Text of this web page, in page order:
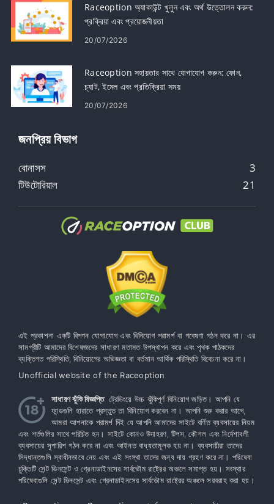
Raceoption অ্যাকাউন্ট খুলুন এবং অর্থ উত্তোলন করুন:
প্রক্রিয়া এবং প্রয়োজনীয়তা
20/07/2026
Raceoption সহায়তার সাথে যোগাযোগ করুন: ফোন,
চ্যাট, ইমেল এবং প্রতিক্রিয়া সময়
20/07/2026
জনপ্রিয় বিভাগ
বোনাসস
3
টিউটোরিয়াল
21
এই প্রকাশনা একটি বিপণন যোগাযোগ এবং বিনিয়োগ পরামর্শ বা গবেষণা গঠন করে না। এর
সামগ্রীটি আমাদের বিশেষজ্ঞদের সাধারণ মতামত উপস্থাপন করে এবং পৃথক পাঠকদের
ব্যক্তিগত পরিস্থিতি, বিনিয়োগের অভিজ্ঞতা বা বর্তমান আর্থিক পরিস্থিতি বিবেচনা করে না।
Unofficial website of the Raceoption
সাধারণ ঝুঁকি বিজ্ঞপ্তি: ট্রেডিংয়ে উচ্চ ঝুঁকিপূর্ণ বিনিয়োগ জড়িত। আপনি যে
ফান্ডগুলি হারাতে প্রস্তুত তা বিনিয়োগ করবেন না। আপনি শুরু করার আগে,
আমরা আপনাকে পরামর্শ দিই যে আপনি আমাদের সাইটে বর্ণিত ব্যবসায়ের নিয়ম
এবং শর্তগুলির সাথে পরিচিত হন। সাইটে কোনও উদাহরণ, টিপস, কৌশল এবং নির্দেশাবলী
ব্যবসায়ের সুপারিশ গঠন করে না এবং আইনত বাধ্যতামূলক হয় না। ব্যবসায়ীরা তাদের
সিদ্ধান্তগুলি স্বাধীনভাবে নেয় এবং এই সংস্থা তাদের জন্য দায় গ্রহণ করে না। পরিষেবা
চুক্তিটি সেন্ট ভিনসেন্ট ও গ্রেনাডাইনসের সার্বভৌম রাষ্ট্রের অঞ্চলে সমাপ্ত হয়। সংস্থার
পরিষেবাগুলি সেন্ট ভিনসেন্ট এবং গ্রেনাডাইনসের সার্বভৌম রাষ্ট্রের অঞ্চলে সরবরাহ করা হয়।